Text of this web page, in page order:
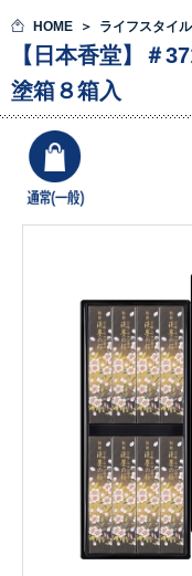
HOME ライフスタイ
【日本香堂】
塗箱８箱入